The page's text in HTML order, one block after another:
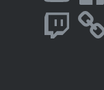
Twitch